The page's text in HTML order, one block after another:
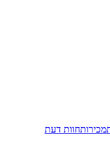
מכירותחוות דעת